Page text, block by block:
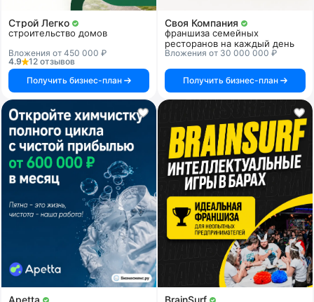
Строй Легко
строительство домов
Вложения от 450 000 ₽
4.9
12 отзывов
Получить бизнес-план
Своя Компания
франшиза семейных
ресторанов на каждый день
Вложения от 30 000 000 ₽
Получить бизнес-план